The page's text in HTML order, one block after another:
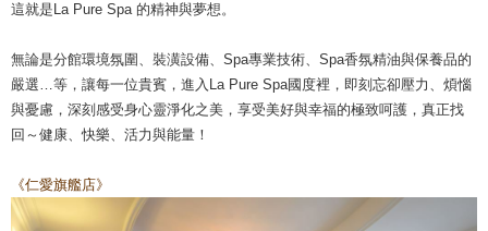
這就是La Pure Spa 的精神與夢想。
無論是分館環境氛圍、裝潢設備、Spa專業技術、Spa香氛精油與保養品的
嚴選…等，讓每一位貴賓，進入La Pure Spa國度裡，即刻忘卻壓力、煩惱
與憂慮，深刻感受身心靈淨化之美，享受美好與幸福的極致呵護，真正找
回～健康、快樂、活力與能量！
《仁愛旗艦店》